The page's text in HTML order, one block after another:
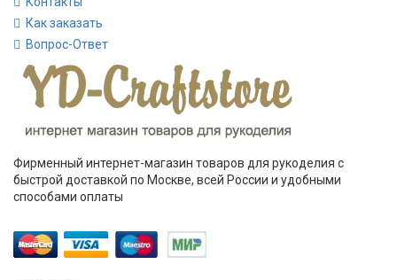
Как заказать
Вопрос-Ответ
Фирменный интернет-магазин товаров для рукоделия с
быстрой доставкой по Москве, всей России и удобными
способами оплаты